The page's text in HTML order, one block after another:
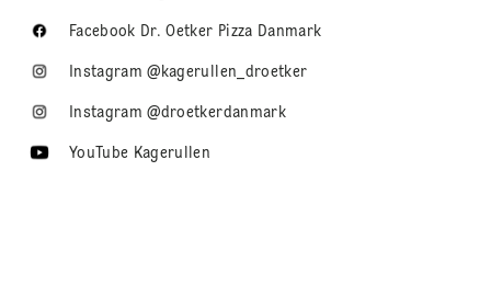
Facebook Dr. Oetker Pizza Danmark
Instagram @kagerullen_droetker
Instagram @droetkerdanmark
YouTube Kagerullen